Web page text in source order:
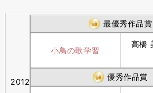
2012
最優秀作品賞
小鳥の歌学習
高橋
優秀作品賞